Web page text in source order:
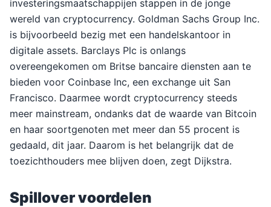
investeringsmaatschappijen stappen in de jonge
wereld van cryptocurrency. Goldman Sachs Group Inc.
is bijvoorbeeld bezig met een handelskantoor in
digitale assets. Barclays Plc is onlangs
overeengekomen om Britse bancaire diensten aan te
bieden voor Coinbase Inc, een exchange uit San
Francisco. Daarmee wordt cryptocurrency steeds
meer mainstream, ondanks dat de waarde van Bitcoin
en haar soortgenoten met meer dan 55 procent is
gedaald, dit jaar. Daarom is het belangrijk dat de
toezichthouders mee blijven doen, zegt Dijkstra.
Spillover voordelen